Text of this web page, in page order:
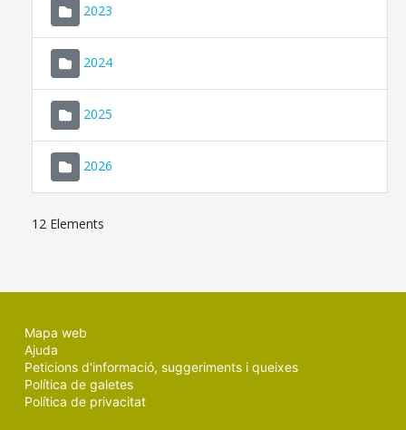
2023
2024
2025
2026
12 Elements
Mapa web
Ajuda
Peticions d'informació, suggeriments i queixes
Política de galetes
Política de privacitat